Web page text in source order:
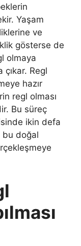
Yaşam
ve
gösterse de
olmaya
Regl
hazır
regl olması
Bu süreç
ikin defa
bu doğal